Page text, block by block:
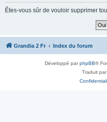
Êtes-vous sûr de vouloir supprimer
Grandia 2 Fr Index du forum
Développé parphpBB®
Traduit par